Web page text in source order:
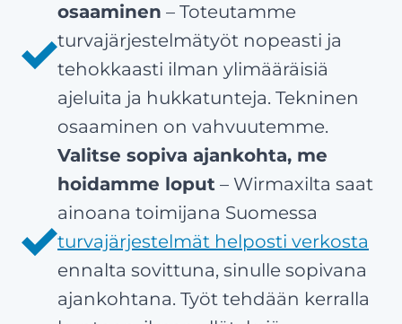
osaaminen – Toteutamme
turvajärjestelmätyöt nopeasti ja
tehokkaasti ilman ylimääräisiä
ajeluita ja hukkatunteja. Tekninen
osaaminen on vahvuutemme.
Valitse sopiva ajankohta, me
hoidamme loput – Wirmaxilta saat
ainoana toimijana Suomessa
turvajärjestelmät helposti verkosta
ennalta sovittuna, sinulle sopivana
ajankohtana. Työt tehdään kerralla